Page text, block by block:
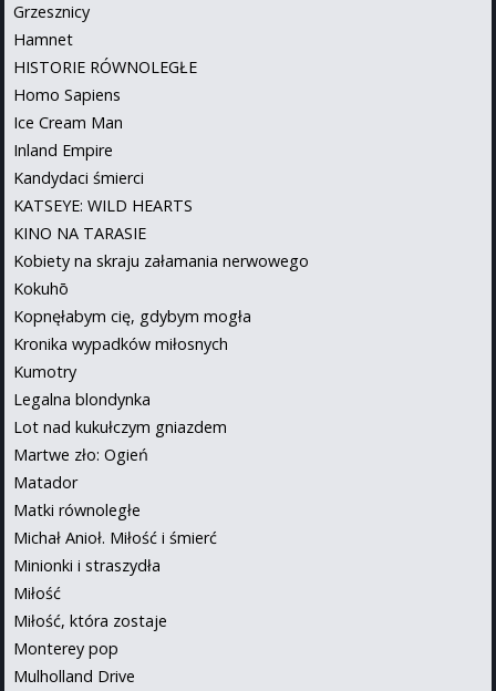
Grzesznicy
Hamnet
HISTORIE RÓWNOLEGŁE
Homo Sapiens
Ice Cream Man
Inland Empire
Kandydaci śmierci
KATSEYE: WILD HEARTS
KINO NA TARASIE
Kobiety na skraju załamania nerwowego
Kokuhō
Kopnęłabym cię, gdybym mogła
Kronika wypadków miłosnych
Kumotry
Legalna blondynka
Lot nad kukułczym gniazdem
Martwe zło: Ogień
Matador
Matki równoległe
Michał Anioł. Miłość i śmierć
Minionki i straszydła
Miłość
Miłość, która zostaje
Monterey pop
Mulholland Drive